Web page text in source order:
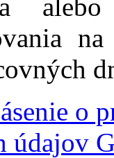
alebo
o
údajov